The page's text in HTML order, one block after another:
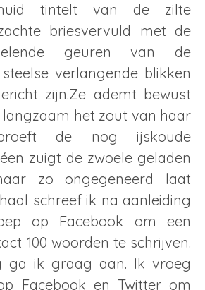
huid tintelt van de zilte
briesvervuld met de
geuren van de
verlangende blikken
zijn.Ze ademt bewust
langzaam het zout van haar
de nog ijskoude
zuigt de zwoele geladen
zo ongegeneerd laat
schreef ik na aanleiding
op Facebook om een
100 woorden te schrijven.
ga ik graag aan. Ik vroeg
Facebook en Twitter om